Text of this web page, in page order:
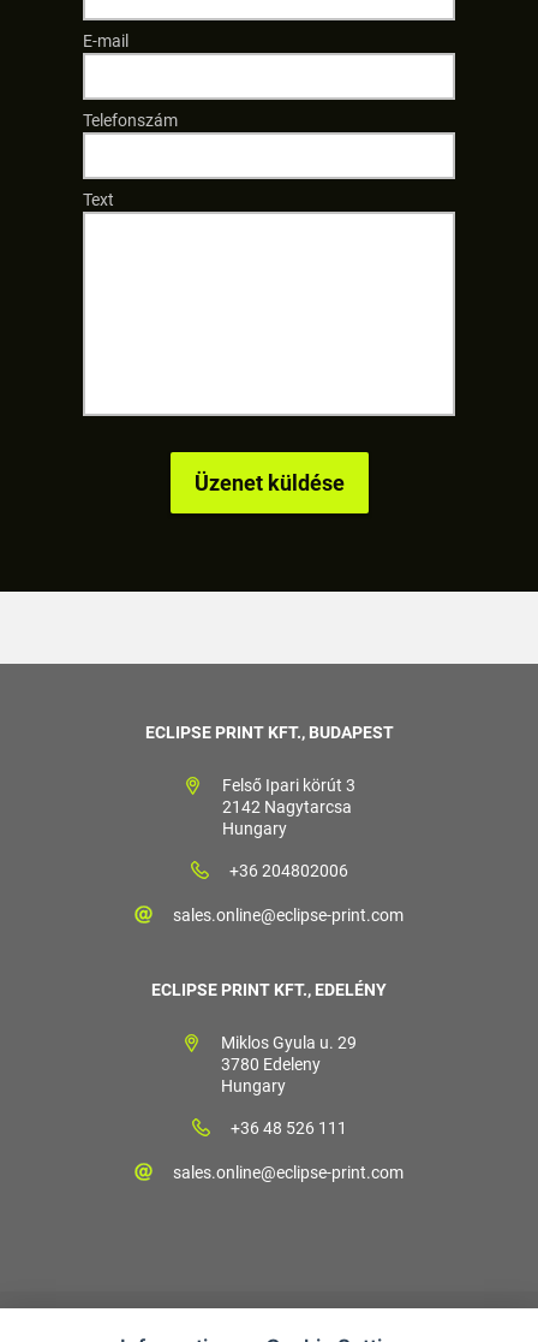
E-mail
Telefonszám
Text
ECLIPSE PRINT KFT., BUDAPEST
Felső Ipari körút 3
2142 Nagytarcsa
Hungary
+36 204802006
sales.online@eclipse-print.com
ECLIPSE PRINT KFT., EDELÉNY
Miklos Gyula u. 29
3780 Edeleny
Hungary
+36 48 526 111
sales.online@eclipse-print.com